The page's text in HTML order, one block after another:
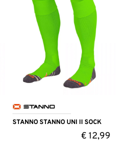
STANNO STANNO UNI II SOCK
€12,99